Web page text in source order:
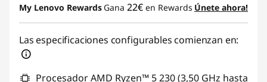
My Lenovo Rewards Gana 22€ en Rewards Únete ahora!
Las especificaciones configurables comienzan en:
Procesador AMD Ryzen™ 5 230 (3,50 GHz hasta